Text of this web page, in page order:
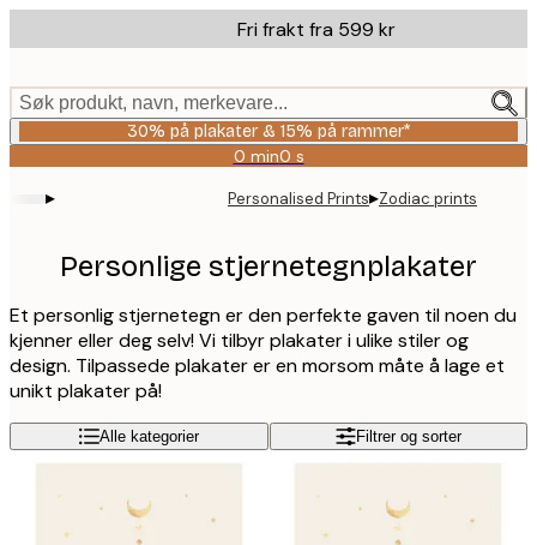
to
content.
Fri frakt fra 599 kr
Søk produkt, navn, merkevare...
30% på plakater & 15% på rammer*
0 min0 s
Gyldig
og
2026-
08-
▸ Personalised Prints▸Zodiac prints
Personlige stjernetegnplakater
Et personlig stjernetegn er den perfekte gaven til noen du
kjenner eller deg selv! Vi tilbyr plakater i ulike stiler og
design. Tilpassede plakater er en morsom måte å lage et
unikt plakater på!
Alle kategorier Filtrer og sorter